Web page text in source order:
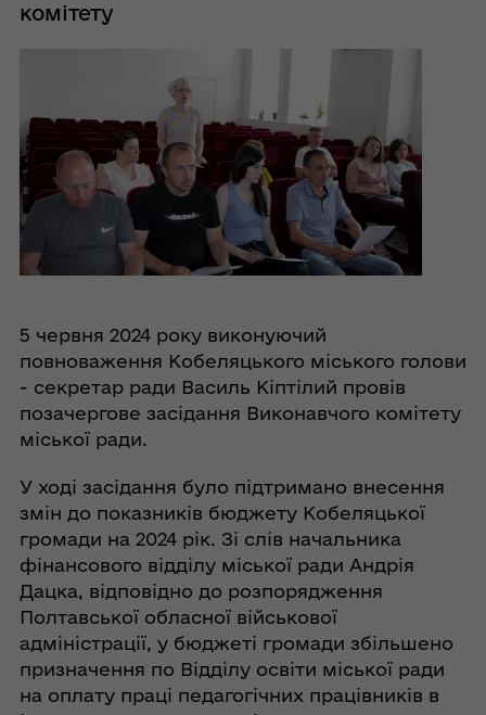
комітету
5 червня 2024 року виконуючий
повноваження Кобеляцького міського голови
- секретар ради Василь Кіптілий провів
позачергове засідання Виконавчого комітету
міської ради.
У ході засідання було підтримано внесення
змін до показників бюджету Кобеляцької
громади на 2024 рік. Зі слів начальника
фінансового відділу міської ради Андрія
Дацка, відповідно до розпорядження
Полтавської обласної військової
адміністрації, у бюджеті громади збільшено
призначення по Відділу освіти міської ради
на оплату праці педагогічних працівників в